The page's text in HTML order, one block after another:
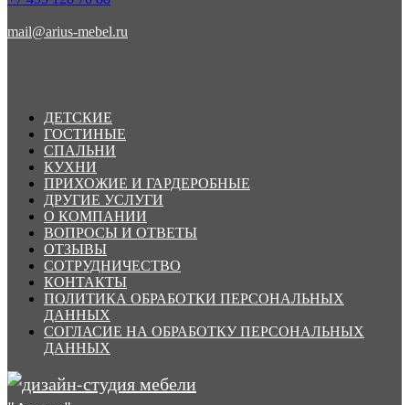
mail@arius-mebel.ru
ДЕТСКИЕ
ГОСТИНЫЕ
СПАЛЬНИ
КУХНИ
ПРИХОЖИЕ И ГАРДЕРОБНЫЕ
ДРУГИЕ УСЛУГИ
О КОМПАНИИ
ВОПРОСЫ И ОТВЕТЫ
ОТЗЫВЫ
СОТРУДНИЧЕСТВО
КОНТАКТЫ
ПОЛИТИКА ОБРАБОТКИ ПЕРСОНАЛЬНЫХ
ДАННЫХ
СОГЛАСИЕ НА ОБРАБОТКУ ПЕРСОНАЛЬНЫХ
ДАННЫХ